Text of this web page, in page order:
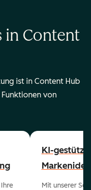
in Content
ist in Content Hub
von
KI-
Mit unserer